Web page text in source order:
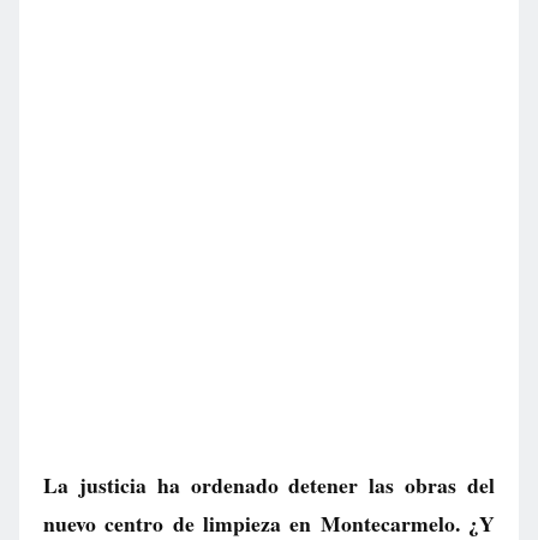
La justicia ha ordenado detener las obras del
nuevo centro de limpieza en Montecarmelo. ¿Y